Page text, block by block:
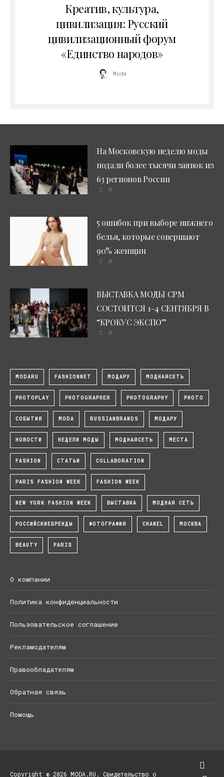
Креатив, культура,
цивилизация: Русский
цивилизационный форум
«Единство народов»
Moda
На Московскую неделю моды
подали более тысячи заявок из
63 регионов России
0
5 ошибок при выборе нижнего
белья, которые совершают
90% женщин
0
ВЫСТАВКА МОДЫ CPM
СОСТОИТСЯ 1–4 СЕНТЯБРЯ В
“КРОКУС ЭКСПО”
0
MODARU FASHIONNET МОДАРУ МОДНАЯСЕТЬ
PHOTOPLAY PHOTOGRAPHER PHOTOGRAPHY PHOTO
СОБЫТИЯ MODA RUSSIANBRANDS МОДАРУ
НОВОСТИ НЕДЕЛИ МОДЫ МОДНАЯСЕТЬ МЕСТА
FASHION СТАТЬИ COLLABORATION
PARIS FASHION WEEK FASHION WEEK
NEW YORK FASHION WEEK ВЫСТАВКА МОДНАЯ СЕТЬ
РОССИЙСКИЕБРЕНДЫ ФОТОГРАФИЯ CHANEL МОСКВА
BEAUTY PARIS
О компании
Политика конфиденциальности
Пользовательское соглашение
Рекламодателям
Правообладателям
Обратная связь
Помощь
Copyright © 2026 MODA.RU. Свидетельство о